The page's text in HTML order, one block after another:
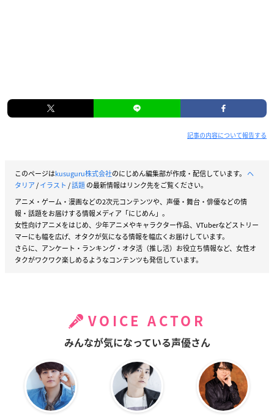
記事の内容について報告する
このページはkusuguru株式会社のにじめん編集部が作成・配信しています。 ヘ
タリア/イラスト /話題の最新情報はリンク先をご覧ください。
アニメ・ゲーム・漫画などの2次元コンテンツや、声優・舞台・俳優などの情
報・話題をお届けする情報メディア「にじめん」。
女性向けアニメをはじめ、少年アニメやキャラクター作品、VTuberなどストリー
マーにも幅を広げ、オタクが気になる情報を幅広くお届けしています。
さらに、アンケート・ランキング・オタ活（推し活）お役立ち情報など、女性オ
タクがワクワク楽しめるようなコンテンツも発信しています。
VOICE ACTOR
みんなが気になっている声優さん